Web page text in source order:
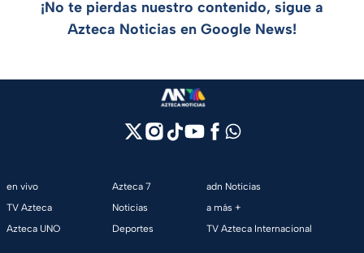
¡No te pierdas nuestro contenido, sigue a
Azteca Noticias en Google News!
en vivo
TV Azteca
Azteca UNO
Azteca 7
Noticias
Deportes
adn Noticias
a más +
TV Azteca Internacional